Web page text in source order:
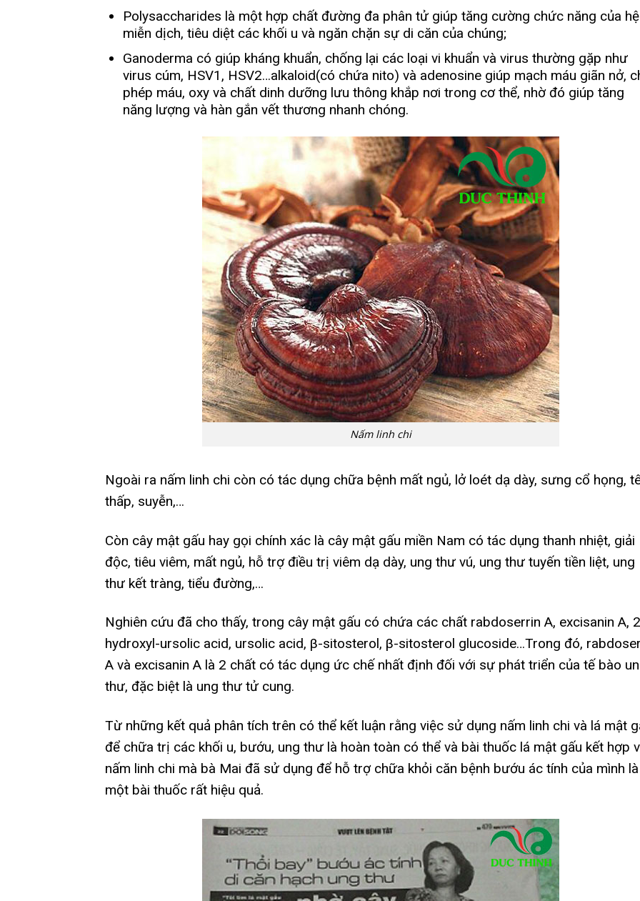
Polysaccharides là một hợp chất đường đa phân tử giúp tăng cường chức năng của hệ
miễn dịch, tiêu diệt các khối u và ngăn chặn sự di căn của chúng;
Ganoderma có giúp kháng khuẩn, chống lại các loại vi khuẩn và virus thường gặp như
virus cúm, HSV1, HSV2…alkaloid(có chứa nito) và adenosine giúp mạch máu giãn nở,
phép máu, oxy và chất dinh dưỡng lưu thông khắp nơi trong cơ thể, nhờ đó giúp tăng
năng lượng và hàn gắn vết thương nhanh chóng.
Nấm linh chi
Ngoài ra nấm linh chi còn có tác dụng chữa bệnh mất ngủ, lở loét dạ dày, sưng cổ họng,
thấp, suyễn,…
Còn cây mật gấu hay gọi chính xác là cây mật gấu miền Nam có tác dụng thanh nhiệt, giải
độc, tiêu viêm, mất ngủ, hỗ trợ điều trị viêm dạ dày, ung thư vú, ung thư tuyến tiền liệt, ung
thư kết tràng, tiểu đường,…
Nghiên cứu đã cho thấy, trong cây mật gấu có chứa các chất rabdoserrin A, excisanin A,
hydroxyl-ursolic acid, ursolic acid, β-sitosterol, β-sitosterol glucoside…Trong đó,
A và excisanin A là 2 chất có tác dụng ức chế nhất định đối với sự phát triển của tế bào
thư, đặc biệt là ung thư tử cung.
Từ những kết quả phân tích trên có thể kết luận rằng việc sử dụng nấm linh chi và lá mật
để chữa trị các khối u, bướu, ung thư là hoàn toàn có thể và bài thuốc lá mật gấu kết hợp
nấm linh chi mà bà Mai đã sử dụng để hỗ trợ chữa khỏi căn bệnh bướu ác tính của mình là
một bài thuốc rất hiệu quả.